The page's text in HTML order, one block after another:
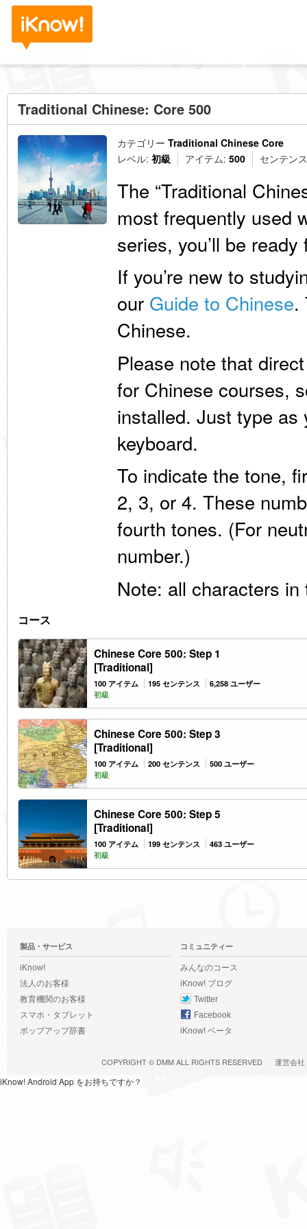
Traditional Chinese: Core 500
カテゴリー Traditional Chinese Core
レベル: 初級 アイテム: 500 センテン
The “Traditional
most frequently used
series, you’ll be
If you’re new to
our Guide to Chinese.
Chinese.
Please note that
for Chinese courses,
installed. Just type as
keyboard.
To indicate the tone,
2, 3, or 4. These
fourth tones. (For
number.)
Note: all characters
コース
Chinese Core 500: Step 1
[Traditional]
100 アイテム 195 センテンス
6,258 ユーザー
初級
Chinese Core 500: Step 3
[Traditional]
100 アイテム 200 センテンス
500 ユーザー
初級
Chinese Core 500: Step 5
[Traditional]
100 アイテム 199 センテンス
463 ユーザー
初級
製品・サービス
iKnow!
法人のお客様
教育機関のお客様
スマホ・タブレット
ポップアップ辞書
コミュニティー
みんなのコース
iKnow! ブログ
Twitter
Facebook
iKnow! ベータ
COPYRIGHT © DMMALL RIGHTS RESERVED 運営会社
iKnow! Android App をお持ちですか？